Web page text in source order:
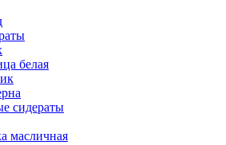
белая
сидераты
масличная